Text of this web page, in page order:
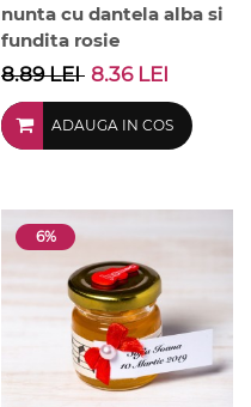
nunta cu dantela alba si
fundita rosie
8.89 LEI 8.36 LEI
ADAUGA IN COS
6%